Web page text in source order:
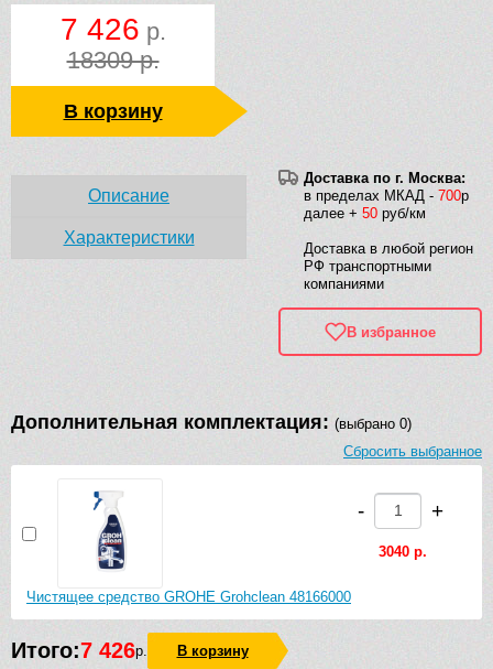
7 426 р.
18309 р.
В корзину
Доставка по г. Москва:
в пределах МКАД - 700р
далее + 50 руб/км
Доставка в любой регион
РФ транспортными
компаниями
В избранное
Описание
Характеристики
Дополнительная комплектация: (выбрано 0)
Сбросить выбранное
Чистящее средство GROHE Grohclean 48166000
- +
3040 р.
Итого:7 426р. В корзину